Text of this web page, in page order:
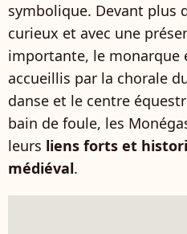
symbolique. Devant plus
curieux et avec une
importante, le monarque
accueillis par la chorale
danse et le centre
bain de foule, les
leurs liens forts et
médiéval.